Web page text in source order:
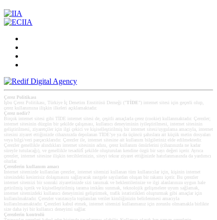
Çerez Politikası
İşbu Çerez Politikası, Türkiye İç Denetim Enstitüsü Derneği (" TİDE ") internet sitesi için geçerli olup,
çerez kullanımına ilişkin ilkeleri açıklamaktadır.
Çerez nedir?
Birçok internet sitesi gibi TİDE internet sitesi de, çeşitli amaçlarla çerez (cookie) kullanmaktadır. Çerezler;
internet sitesinin düzgün bir şekilde çalışması, kullanıcı deneyiminin iyileştirilmesi, internet sitesinin
geliştirilmesi, ziyaretçiler için ilgi çekici ve kişiselleştirilmiş bir internet sitesi/uygulama amacıyla, internet
sitesini ziyaret ettiğinizde cihazınızda depolanan TİDE’ye ya da üçüncü şahıslara ait küçük metin dosyaları
veya bilgi/veri parçacıklarıdır. Çerezler ile, internet sitesine ait kullanım bilgileriniz elde edilmektedir.
Çerezler genellikle alındıkları internet sitesinin adını, çerez kullanım ömürlerini (cihazınızda ne kadar
süreyle tutulacağı), ve genellikle tesadüfî şekilde oluşturulan kendine özgü bir sayı değeri içerir. Ayrıca
çerezler, internet sitesine ilişkin tercihlerinizin, siteyi tekrar ziyaret ettiğinizde hatırlanmasında da yardımcı
olurlar.
Çerezlerin kullanım amacı
Internet sitemizde kullanılan çerezler, internet sitemizi kullanan tüm kullanıcılar için, kişinin internet
sitesindeki kesintisiz dolaşmasını sağlayacak rastgele sayılardan oluşan bir rakamı içerir. Bu çerezler
internet sitemizi bir sonraki ziyaretinizde sizi tanımak ve beklentilerinize ve ilgi alanlarınıza uygun hale
getirilmiş içerik ve kişiselleştirilmiş tarama imkânı sunmak, teknolojik gelişmelere uyum sağlamak,
internet sitemizdeki kullanıcı deneyimini geliştirmek, trafik istatistikleri oluşturmak gibi amaçlar için
kullanılmaktadır. Çerezler vasıtasıyla toplanılan veriler kimliğinizin belirlenmesi amacıyla
kullanılmamaktadır. Çerezleri kabul etmek, internet sitemizi kullanmanız için zorunlu olmamakla birlikte
size daha iyi bir kullanıcı deneyimi sağlar.
Çerezlerin kontrolü